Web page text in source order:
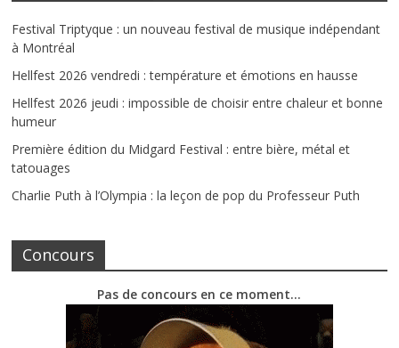
Festival Triptyque : un nouveau festival de musique indépendant
à Montréal
Hellfest 2026 vendredi : température et émotions en hausse
Hellfest 2026 jeudi : impossible de choisir entre chaleur et bonne
humeur
Première édition du Midgard Festival : entre bière, métal et
tatouages
Charlie Puth à l’Olympia : la leçon de pop du Professeur Puth
Concours
Pas de concours en ce moment…